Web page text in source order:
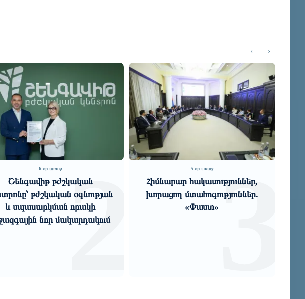
5 օր առաջ
Հիմնարար հակասություններ,
խորացող մտահոգություններ.
«Փաստ»3 6 օր առաջ
«Մերձավոր Արևելքի նոր
խաղը․ նեղուցները դառնում են
ճնշման գործիք»․ Արտակ
4
‹ ›